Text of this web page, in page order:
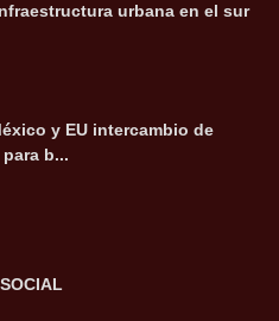
urbana en el sur
y EU intercambio de
b...